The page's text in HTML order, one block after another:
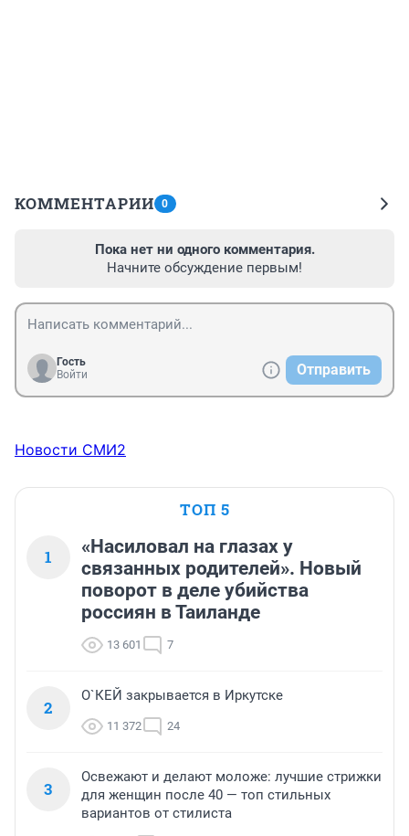
КОММЕНТАРИИ 0
Пока нет ни одного комментария.
Начните обсуждение первым!
Гость
Войти
Отправить
Новости СМИ2
ТОП 5
1
«Насиловал на глазах у
связанных родителей». Новый
поворот в деле убийства
россиян в Таиланде
13 601 7
2
О`КЕЙ закрывается в Иркутске
11 372 24
3
Освежают и делают моложе: лучшие стрижки
для женщин после 40 — топ стильных
вариантов от стилиста